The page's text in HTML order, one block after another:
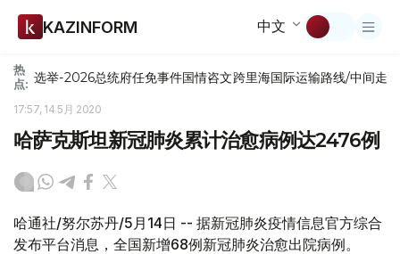
KAZINFORM 中文
热
点: 选举-2026总统府任免事件国情咨文跨里海国际运输路线/中间走廊
17:57, 14 5月 2020
哈萨克斯坦新冠肺炎累计治愈病例达2476例
哈通社/努尔苏丹/5月14日 -- 据新冠肺炎疫情信息官方综合
发布平台消息，全国新增68例新冠肺炎治愈出院病例。